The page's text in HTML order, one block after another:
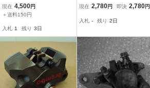
ZR250 キャリパーシール
51L-W0047-11 XJR400 F
現在 4,500円
＋送料150円
入札 1 残り 3日
リングセット オーバーホ
ロント用 ブレーキフルー
現在 2,780円 即決 2,780円
入札 - 残り 2日